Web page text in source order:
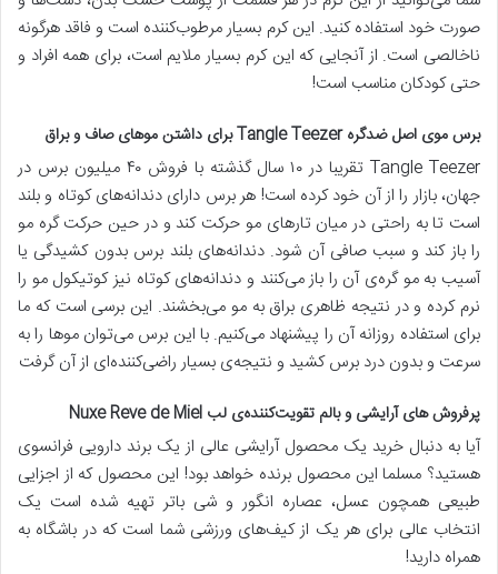
صورت خود استفاده کنید. این کرم بسیار مرطوب‌کننده است و فاقد هرگونه
ناخالصی است. از آنجایی که این کرم بسیار ملایم است، برای همه افراد و
حتی کودکان مناسب است!
برس موی اصل ضدگره Tangle Teezer برای داشتن موهای صاف و براق
Tangle Teezer تقریبا در ۱۰ سال گذشته با فروش ۴۰ میلیون برس در
جهان، بازار را از آن خود کرده است! هر برس دارای دندانه‌های کوتاه و بلند
است تا به راحتی در میان تارهای مو حرکت کند و در حین حرکت گره مو
را باز کند و سبب صافی آن شود. دندانه‌های بلند برس بدون کشیدگی یا
آسیب به مو گره‌ی آن را باز می‌کنند و دندانه‌های کوتاه نیز کوتیکول مو را
نرم کرده و در نتیجه ظاهری براق به مو می‌بخشند. این برسی است که ما
برای استفاده روزانه آن را پیشنهاد می‌کنیم. با این برس می‌توان موها را به
سرعت و بدون درد برس کشید و نتیجه‌ی بسیار راضی‌کننده‌ای از آن گرفت
پرفروش های آرایشی و بالم تقویت‌کننده‌ی لب Nuxe Reve de Miel
آیا به دنبال خرید یک محصول آرایشی عالی از یک برند دارویی فرانسوی
هستید؟ مسلما این محصول برنده خواهد بود! این محصول که از اجزایی
طبیعی همچون عسل، عصاره انگور و شی باتر تهیه شده است یک
انتخاب عالی برای هر یک از کیف‌های ورزشی شما است که در باشگاه به
همراه دارید!